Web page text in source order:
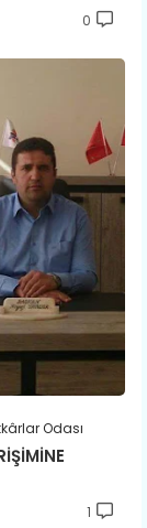
0
Odası
1